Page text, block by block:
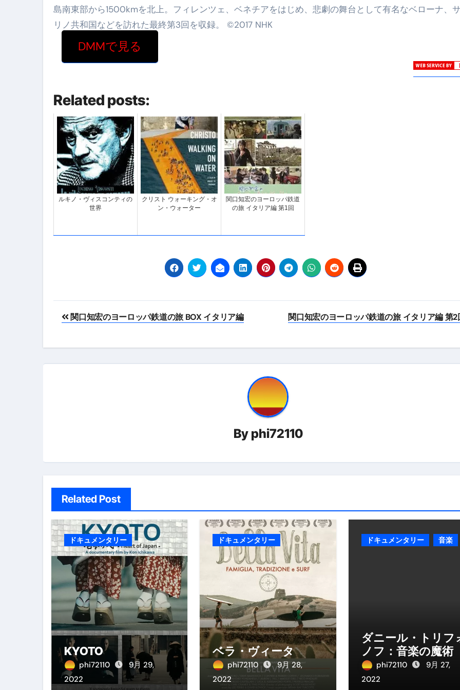
島南東部から1500kmを北上。フィレンツェ、ベネチアをはじめ、悲劇の舞台として有名なベローナ、
リノ共和国などを訪れた最終第3回を収録。 ©2017 NHK
DMMで見る
Related posts:
ルキノ・ヴィスコンティの
世界
クリスト ウォーキング・オ
ン・ウォーター
関口知宏のヨーロッパ鉄道
の旅 イタリア編 第1回
投
ナ
ョ
関口知宏のヨーロッパ鉄道の旅 BOX イタリア編 関口知宏のヨーロッパ鉄道の旅 イタリア編 第
By phi72110
Related Post
ドキュメンタリー
KYOTO
phi72110
9月 29,
2022
ドキュメンタリー
ベラ・ヴィータ
phi72110
9月 28,
2022
ドキュメンタリー 音楽
ダニール・トリフ
ノフ：音楽の魔術
phi72110
9月 27,
2022